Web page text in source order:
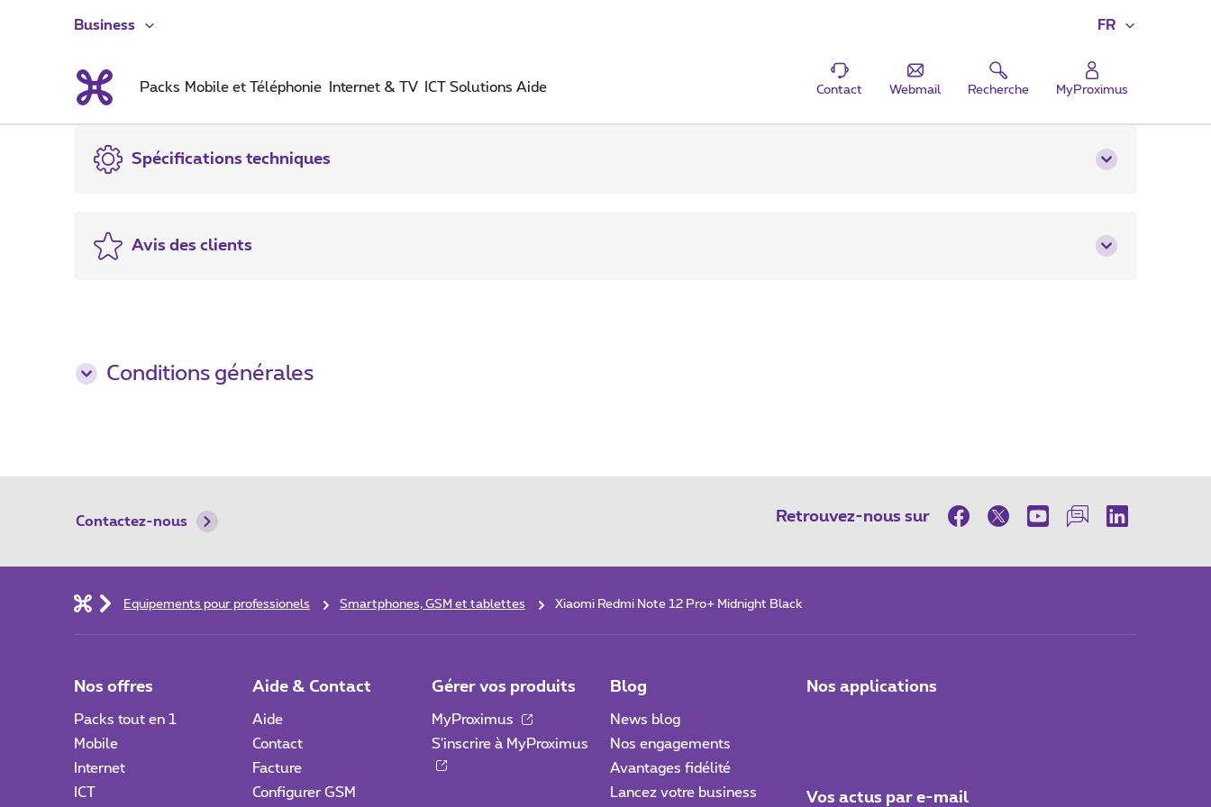
FR
Business
Packs Mobile et Téléphonie Internet & TV ICT Solutions Aide Contact Webmail Recherche MyProximus
Spécifications techniques
Avis des clients
Conditions générales
Contactez-nous Retrouvez-nous sur
Equipements pour professionels Smartphones, GSM et tablettes Xiaomi Redmi Note 12 Pro+ Midnight Black
Nos offres
Packs tout en 1
Mobile
Internet
ICT
Aide & Contact
Aide
Contact
Facture
Configurer GSM
Gérer vos produits
MyProximus
S'inscrire à MyProximus
Blog
News blog
Nos engagements
Avantages fidélité
Lancez votre business
Nos applications
Vos actus par e-mail